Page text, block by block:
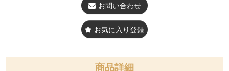
お問い合わせ
お気に入り登録
商品詳細